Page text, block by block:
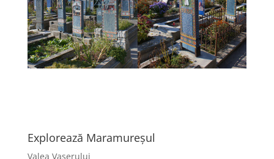
Explorează Maramureşul
Valea Vaserului